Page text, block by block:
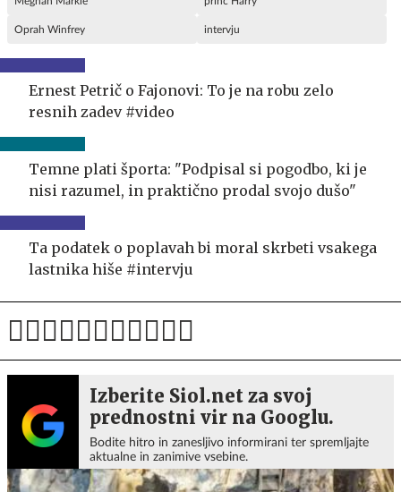
Oprah Winfrey intervju
Ernest Petrič o Fajonovi: To je na robu zelo
resnih zadev #video
Temne plati športa: "Podpisal si pogodbo, ki je
nisi razumel, in praktično prodal svojo dušo"
Ta podatek o poplavah bi moral skrbeti vsakega
lastnika hiše #intervju
Izberite Siol.net za svoj
prednostni vir na Googlu.
Bodite hitro in zanesljivo informirani ter spremljajte
aktualne in zanimive vsebine.